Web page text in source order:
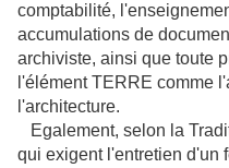
comptabilité,
accumulations de
archiviste, ainsi que toute
l'élément TERRE comme
l'architecture.
Egalement, selon la
qui exigent l'entretien d'un